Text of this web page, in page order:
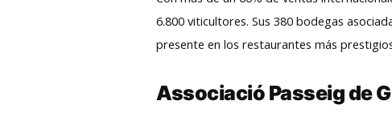
6.800 viticultores. Sus 380 bodegas
presente en los restaurantes más
Associació Passeig de